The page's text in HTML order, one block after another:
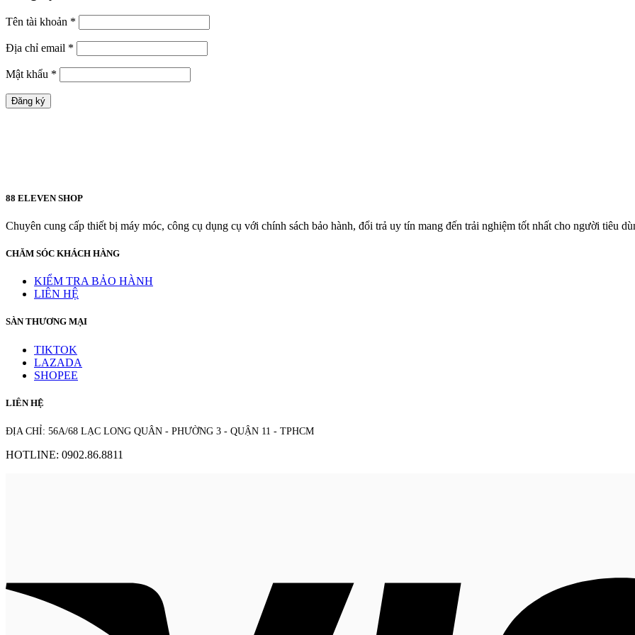
Tên tài khoản *
Địa chỉ email *
Mật khẩu *
Đăng ký
88 ELEVEN SHOP
Chuyên cung cấp thiết bị máy móc, công cụ dụng cụ với chính sách bảo hành, đổi trả uy tín mang đến trải nghiệm tốt nhất cho người tiêu
CHĂM SÓC KHÁCH HÀNG
KIỂM TRA BẢO HÀNH
LIÊN HỆ
SÀN THƯƠNG MẠI
TIKTOK
LAZADA
SHOPEE
LIÊN HỆ
ĐỊA CHỈ: 56A/68 LẠC LONG QUÂN - PHƯỜNG 3 - QUẬN 11 - TPHCM
HOTLINE: 0902.86.8811